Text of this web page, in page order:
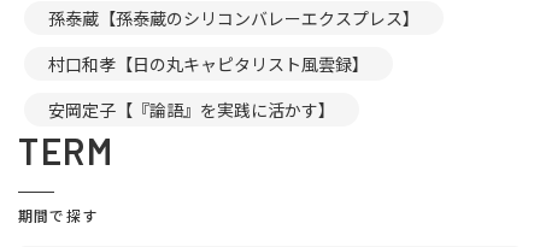
孫泰蔵【孫泰蔵のシリコンバレーエクスプレス】
村口和孝【日の丸キャピタリスト風雲録】
安岡定子【『論語』を実践に活かす】
TERM
期間で探す